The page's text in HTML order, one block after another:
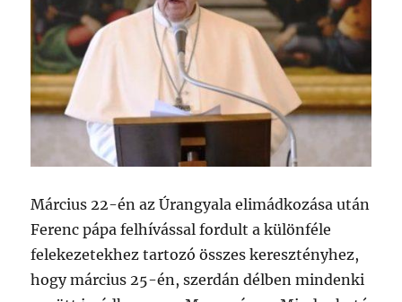
Március 22-én az Úrangyala elimádkozása után
Ferenc pápa felhívással fordult a különféle
felekezetekhez tartozó összes keresztényhez,
hogy március 25-én, szerdán délben mindenki